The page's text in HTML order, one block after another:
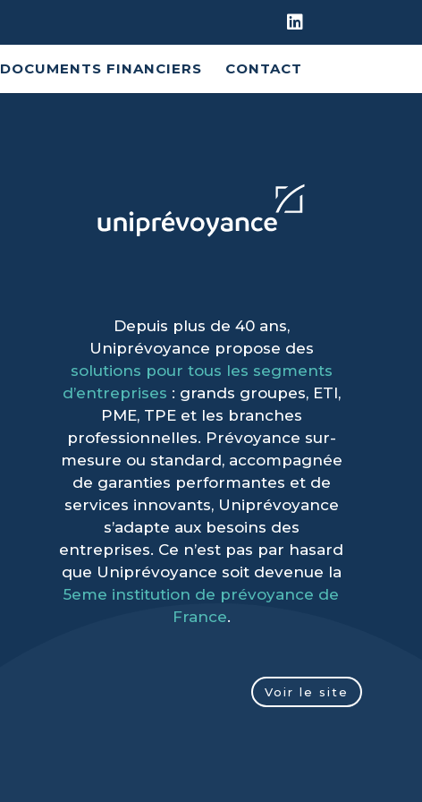
DOCUMENTS FINANCIERS CONTACT
Depuis plus de 40 ans,
Uniprévoyance propose des
solutions pour tous les segments
d’entreprises : grands groupes, ETI,
PME, TPE et les branches
professionnelles. Prévoyance sur-
mesure ou standard, accompagnée
de garanties performantes et de
services innovants, Uniprévoyance
s’adapte aux besoins des
entreprises. Ce n’est pas par hasard
que Uniprévoyance soit devenue la
5eme institution de prévoyance de
France.
Voir le site